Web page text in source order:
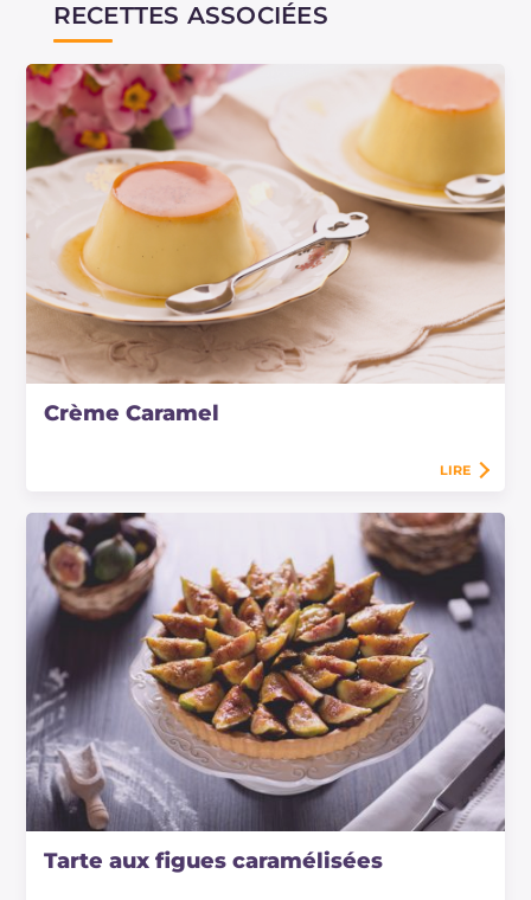
RECETTES ASSOCIÉES
Crème Caramel
LIRE
Tarte aux figues caramélisées